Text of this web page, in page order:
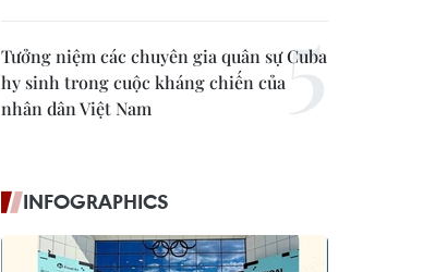
Tưởng niệm các chuyên gia quân sự Cuba
hy sinh trong cuộc kháng chiến của
nhân dân Việt Nam
INFOGRAPHICS